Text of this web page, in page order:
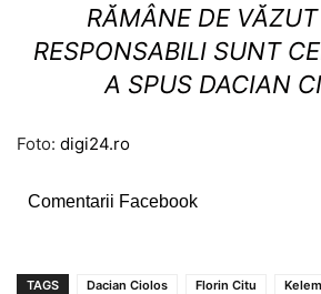
RĂMÂNE DE
RESPONSABILI SUNT
A SPUS DACIAN
Foto: digi24.ro
Comentarii Facebook
TAGS Dacian Ciolos Florin Citu